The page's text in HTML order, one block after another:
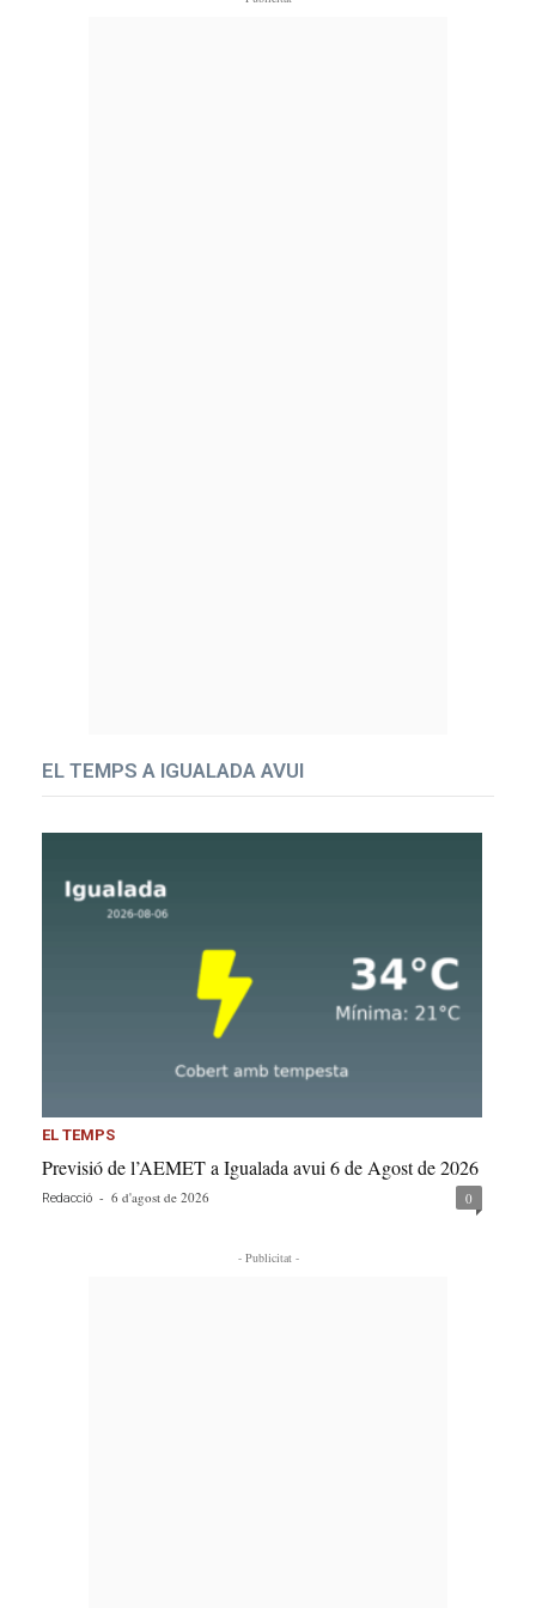
EL TEMPS A IGUALADA AVUI
EL TEMPS
Previsió de l’AEMET a Igualada avui 6 de Agost de 2026
Redacció - 6 d'agost de 2026 0
- Publicitat -